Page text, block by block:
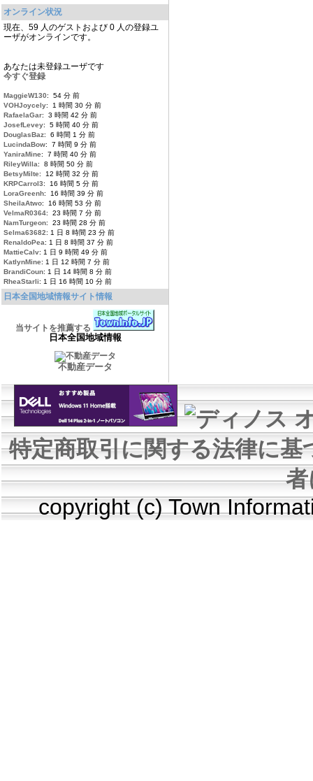
オンライン状況
現在、59 人のゲストおよび 0 人の登録ユ
ーザがオンラインです。
あなたは未登録ユーザです
今すぐ登録
MaggieW130: 54 分 前
VOHJoycely: 1 時間 30 分 前
RafaelaGar: 3 時間 42 分 前
JosefLevey: 5 時間 40 分 前
DouglasBaz: 6 時間 1 分 前
LucindaBow: 7 時間 9 分 前
YaniraMine: 7 時間 40 分 前
RileyWilla: 8 時間 50 分 前
BetsyMilte: 12 時間 32 分 前
KRPCarrol3: 16 時間 5 分 前
LoraGreenh: 16 時間 39 分 前
SheilaAtwo: 16 時間 53 分 前
VelmaR0364: 23 時間 7 分 前
NamTurgeon: 23 時間 28 分 前
Selma63682: 1 日 8 時間 23 分 前
RenaldoPea: 1 日 8 時間 37 分 前
MattieCalv: 1 日 9 時間 49 分 前
KatlynMine: 1 日 12 時間 7 分 前
BrandiCoun: 1 日 14 時間 8 分 前
RheaStarli: 1 日 16 時間 10 分 前
日本全国地域情報サイト情報
当サイトを推薦する
日本全国地域情報
不動産データ
特定商取引に関する法律に基
copyright (c) Town